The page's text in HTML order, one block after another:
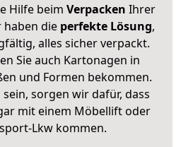
Hilfe beim Verpacken Ihrer
haben die perfekte Lösung,
alles sicher verpackt.
Sie auch Kartonagen in
und Formen bekommen.
sorgen wir dafür, dass
mit einem Möbellift oder
Lkw kommen.